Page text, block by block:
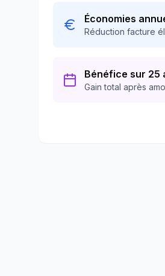
Économies
Réduction facture
Bénéfice sur 25
Gain total après